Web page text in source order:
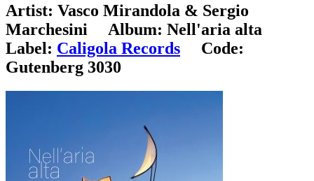
Artist: Vasco Mirandola & Sergio
Marchesini Album: Nell'aria alta
Label: Caligola Records Code:
Gutenberg 3030